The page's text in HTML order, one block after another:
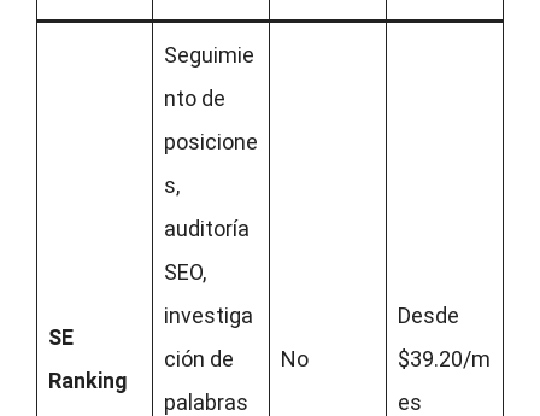
SE
Ranking
Seguimie
nto de
posicione
s,
auditoría
SEO,
investiga
ción de
palabras
No
Desde
$39.20/m
es